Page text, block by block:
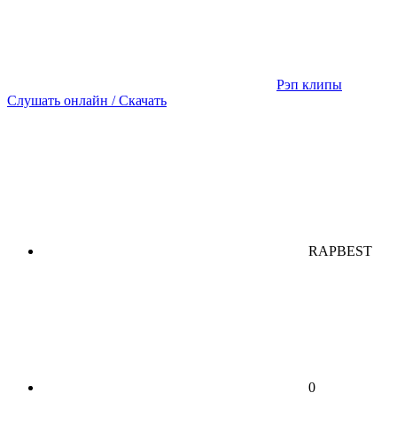
Рэп клипы
Слушать онлайн / Скачать
RAPBEST
0